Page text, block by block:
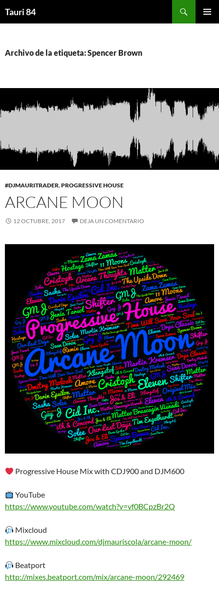
Tauri 84
Archivo de la etiqueta: Spencer Brown
#DJMAURITRADER,PROGRESSIVE HOUSE
ARCANE MOON
12 OCTUBRE, 2017 DEJA UN COMENTARIO
Progressive House Mix with CDJ900 and DJM600
YouTube
https://www.youtube.com/watch?v=vf0BCpzBr2Q
Mixcloud
https://www.mixcloud.com/djmauriscola/arcane-moon/
Beatport
http://mixes.beatport.com/mix/arcane-moon/292469